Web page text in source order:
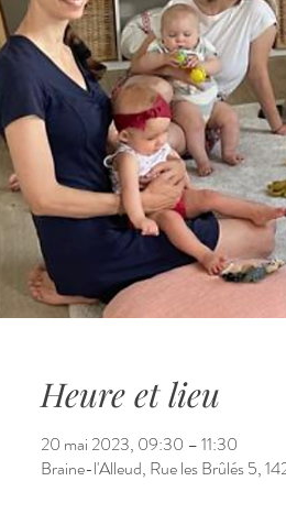
Heure et lieu
20 mai 2023, 09:30 – 11:30
Braine-l'Alleud, Rue les Brûlés 5,